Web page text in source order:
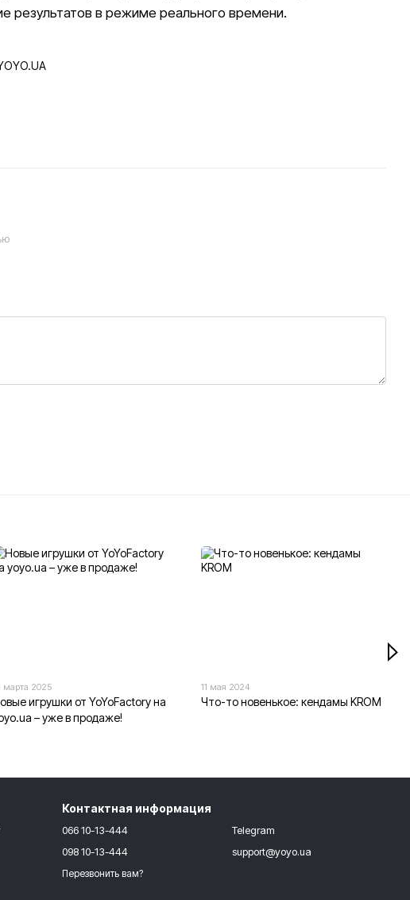
результатов в режиме реального времени.
марта 2025
игрушки от YoYoFactory на
– уже в продаже!
11 мая 2024
Что-то новенькое: кендамы KROM
Контактная информация
066 10-13-444
098 10-13-444
Перезвонить вам?
Telegram
support@yoyo.ua